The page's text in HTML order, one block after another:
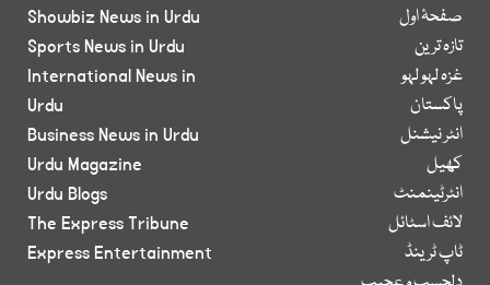
صفحۂ اول
تازہ ترین
غزہ لہو لہو
پاکستان
انٹر نیشنل
کھیل
انٹرٹینمنٹ
لائف اسٹائل
ٹاپ ٹرینڈ
Showbiz News in Urdu
Sports News in Urdu
International News in
Urdu
Business News in Urdu
Urdu Magazine
Urdu Blogs
The Express Tribune
Express Entertainment